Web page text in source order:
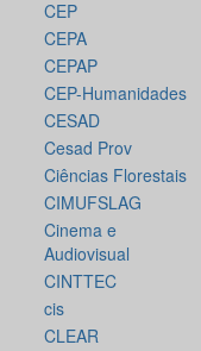
CEP
CEPA
CEPAP
CEP-Humanidades
CESAD
Cesad Prov
Ciências Florestais
CIMUFSLAG
Cinema e
Audiovisual
CINTTEC
cis
CLEAR